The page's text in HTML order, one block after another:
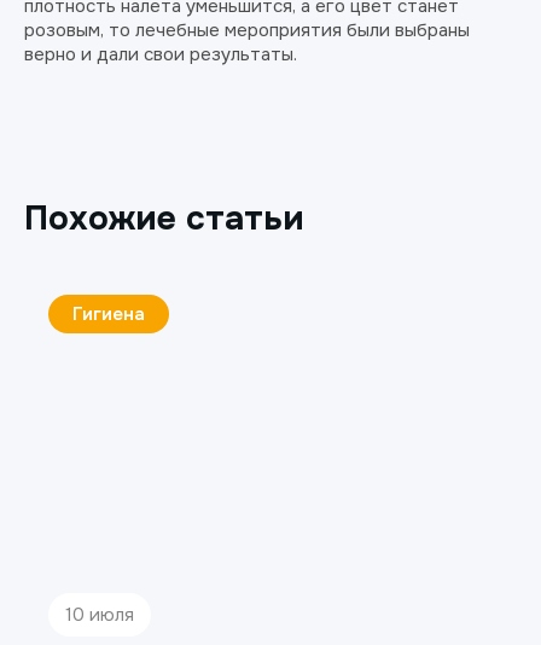
плотность налета уменьшится, а его цвет станет
розовым, то лечебные мероприятия были выбраны
верно и дали свои результаты.
Похожие статьи
Гигиена
10 июля